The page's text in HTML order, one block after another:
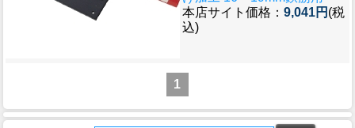
本店サイト価格： 9,041円 (税
込)
1